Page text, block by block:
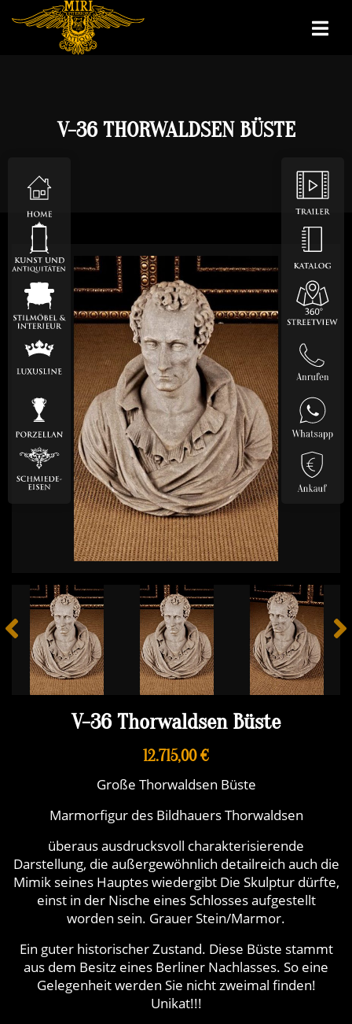
V-36 THORWALDSEN BÜSTE
V-36 Thorwaldsen Büste
12.715,00 €
Große Thorwaldsen Büste
Marmorfigur des Bildhauers Thorwaldsen
überaus ausdrucksvoll charakterisierende
Darstellung, die außergewöhnlich detailreich auch die
Mimik seines Hauptes wiedergibt Die Skulptur dürfte,
einst in der Nische eines Schlosses aufgestellt
worden sein. Grauer Stein/Marmor.
Ein guter historischer Zustand. Diese Büste stammt
aus dem Besitz eines Berliner Nachlasses. So eine
Gelegenheit werden Sie nicht zweimal finden!
Unikat!!!